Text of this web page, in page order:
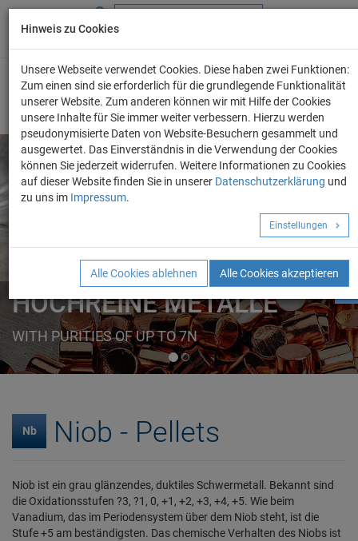
+49 (0) 69 986 4604 - 0
ELEMENTE
FORMEN
HOCHREINE METALLE
WITH PURITIES OF UP TO 7N
Angebot anfordern!
Nb Niob - Pellets
Niob ist ein grau glänzendes, duktiles Schwermetall. Bekannt sind
die Oxidationsstufen ?3, ?1, 0, +1, +2, +3, +4, +5. Wie beim
Vanadium, das im Periodensystem über dem Niob steht, ist die
Stufe +5 am beständigsten. Das chemische Verhalten des Niobs ist
Hinweis zu Cookies
Unsere Webseite verwendet Cookies. Diese haben zwei Funktionen:
Zum einen sind sie erforderlich für die grundlegende Funktionalität
unserer Website. Zum anderen können wir mit Hilfe der Cookies
unsere Inhalte für Sie immer weiter verbessern. Hierzu werden
pseudonymisierte Daten von Website-Besuchern gesammelt und
ausgewertet. Das Einverständnis in die Verwendung der Cookies
können Sie jederzeit widerrufen. Weitere Informationen zu Cookies
auf dieser Website finden Sie in unserer Datenschutzerklärung und
zu uns im Impressum.
Einstellungen
Alle Cookies ablehnen Alle Cookies akzeptieren